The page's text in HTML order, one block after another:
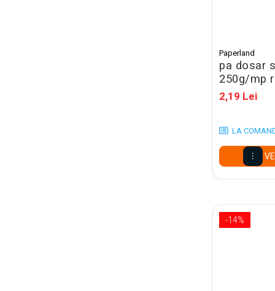
Paperland
pa dosar
250g/mp
2,19 Lei
LA
-14%